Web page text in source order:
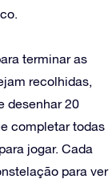
terminar as
recolhidas,
desenhar 20
completar todas
jogar. Cada
para ver